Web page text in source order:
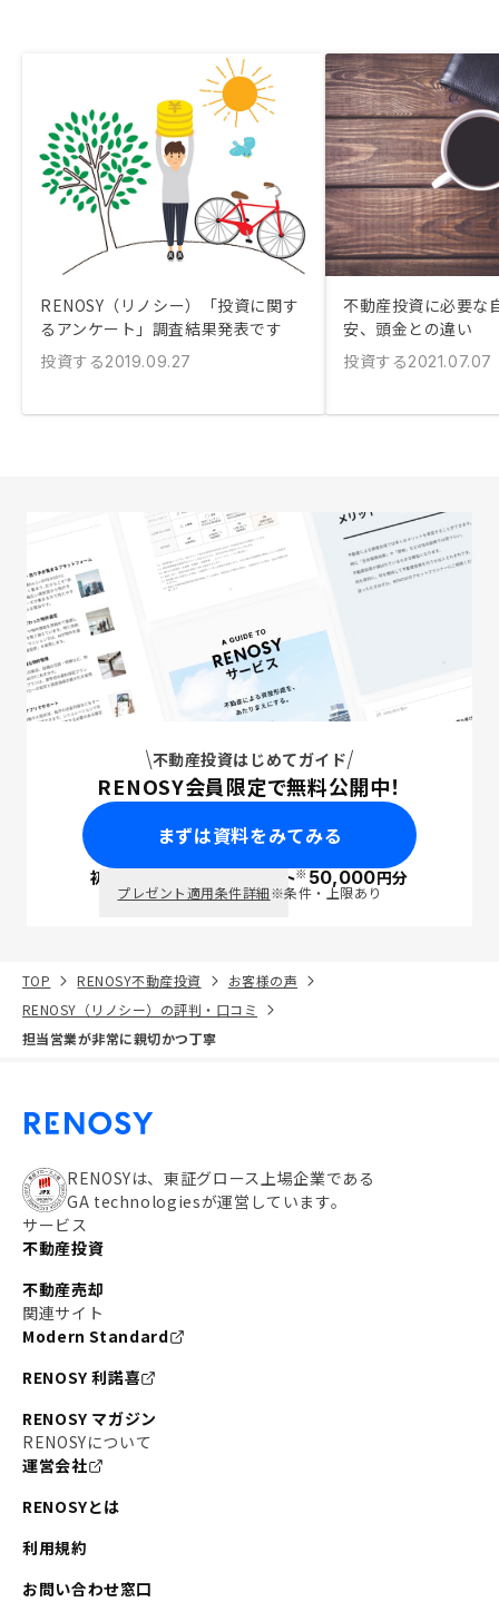
RENOSY（リノシー）「投資に関す
るアンケート」調査結果発表です
投資する2019.09.27
不動産投資に必要な
安、頭金との違い
投資する2021.07.07
不動産投資はじめてガイド
RENOSY会員限定で無料公開中！
まずは資料をみてみる
初回面談で ポイント※50,000円分
プレゼント適用条件詳細※条件・上限あり
TOP RENOSY不動産投資
お客様の声
RENOSY（リノシー）の評判・口コミ
担当営業が非常に親切かつ丁寧
RENOSYは、東証グロース上場企業である
GA technologiesが運営しています。
サービス
不動産投資
不動産売却
関連サイト
Modern Standard
RENOSY 利諾喜
RENOSY マガジン
RENOSYについて
運営会社
RENOSYとは
利用規約
お問い合わせ窓口